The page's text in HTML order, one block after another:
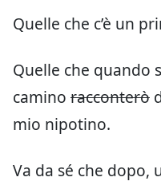
Quelle che c’è un
Quelle che quando
camino racconterò
mio nipotino.
Va da sé che dopo,